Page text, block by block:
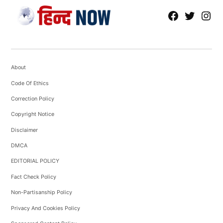
RAHUL KARKI
Rahul Karki started his journalism journey in 2021 with
news writing and reporting. This initial experience laid the
groundwork for his career in...
fb Tw tw
About
Code Of Ethics
Correction Policy
Copyright Notice
Disclaimer
DMCA
EDITORIAL POLICY
Fact Check Policy
Non-Partisanship Policy
Privacy And Cookies Policy